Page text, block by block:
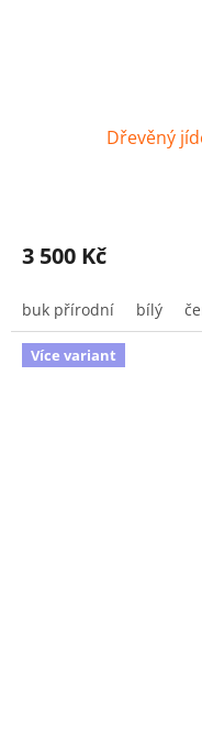
Dřevěný
3 500 Kč
buk přírodní bílý
Více variant